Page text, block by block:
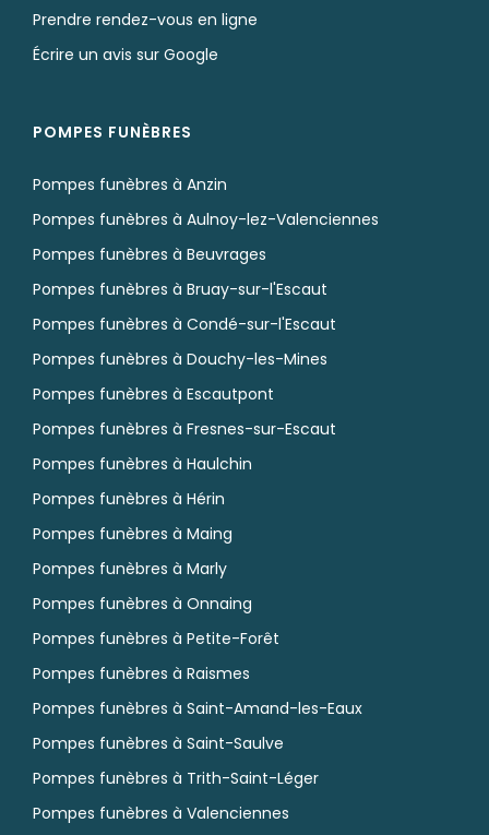
Prendre rendez-vous en ligne
Écrire un avis sur Google
POMPES FUNÈBRES
Pompes funèbres à Anzin
Pompes funèbres à Aulnoy-lez-Valenciennes
Pompes funèbres à Beuvrages
Pompes funèbres à Bruay-sur-l'Escaut
Pompes funèbres à Condé-sur-l'Escaut
Pompes funèbres à Douchy-les-Mines
Pompes funèbres à Escautpont
Pompes funèbres à Fresnes-sur-Escaut
Pompes funèbres à Haulchin
Pompes funèbres à Hérin
Pompes funèbres à Maing
Pompes funèbres à Marly
Pompes funèbres à Onnaing
Pompes funèbres à Petite-Forêt
Pompes funèbres à Raismes
Pompes funèbres à Saint-Amand-les-Eaux
Pompes funèbres à Saint-Saulve
Pompes funèbres à Trith-Saint-Léger
Pompes funèbres à Valenciennes